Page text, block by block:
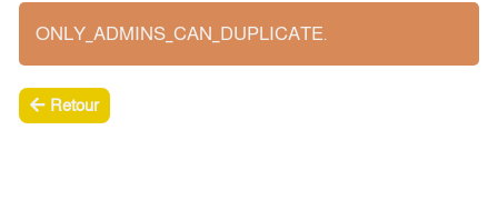
ONLY_ADMINS_CAN_DUPLICATE.
Retour